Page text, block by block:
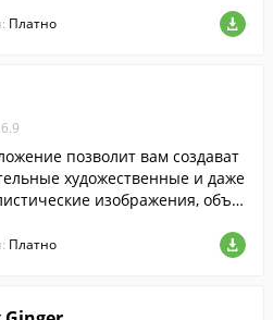
для редактирования сни
Платно
позволит вам создават
художественные и даже
изображения, объе
Платно